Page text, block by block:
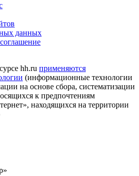
данных
hh.ru применяются
(информационные технологии
на основе сбора, систематизации
к предпочтениям
находящихся на территории